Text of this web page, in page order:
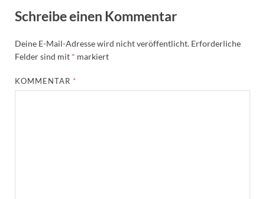
Schreibe einen Kommentar
Deine E-Mail-Adresse wird nicht veröffentlicht. Erforderliche
Felder sind mit * markiert
KOMMENTAR *